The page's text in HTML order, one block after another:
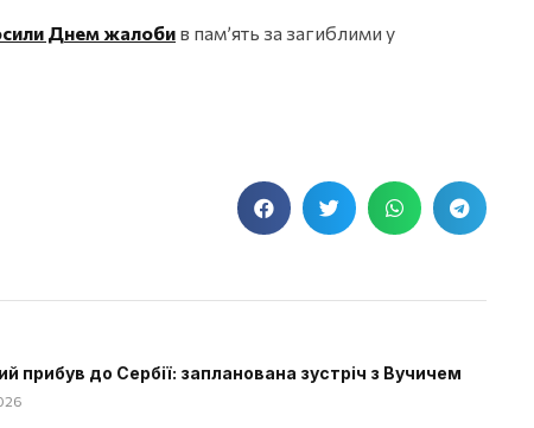
Днем жалоби в памʼять за загиблими у
прибув до Сербії: запланована зустріч з Вучичем